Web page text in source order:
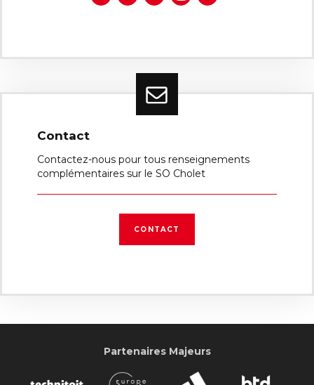
Contact
Contactez-nous pour tous renseignements
complémentaires sur le SO Cholet
CONTACT
Partenaires Majeurs